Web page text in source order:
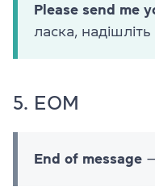
Please send me
ласка, надішліть
5. EOM
End of message